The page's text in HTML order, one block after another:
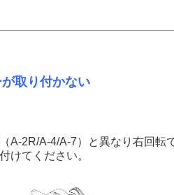
が取り付かない
A-2R/A-4/A-7）と異なり右回転
けてください。